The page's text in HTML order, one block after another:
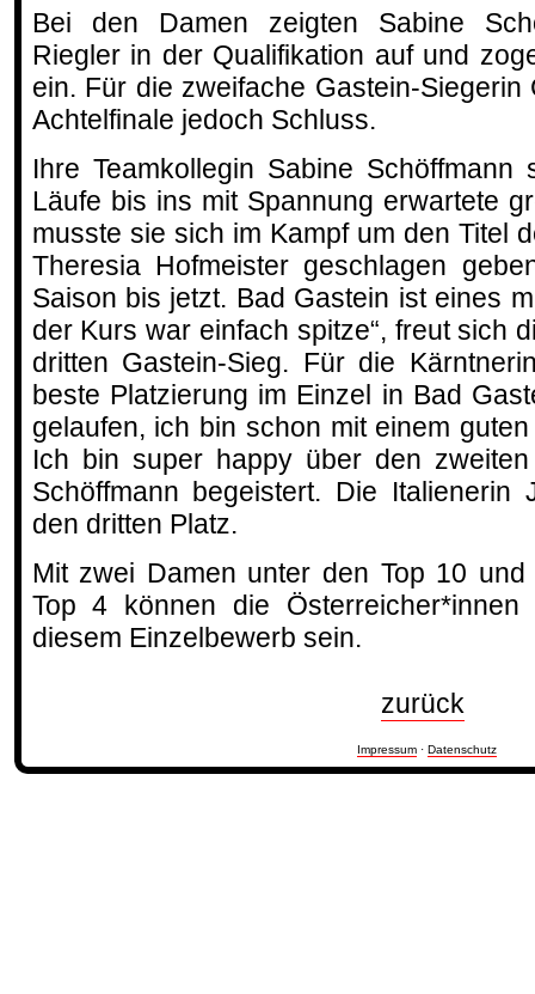
Bei den Damen zeigten Sabine
Riegler in der Qualifikation auf und
ein. Für die zweifache Gastein-
Achtelfinale jedoch Schluss.
Ihre Teamkollegin Sabine
Läufe bis ins mit Spannung erwartete
musste sie sich im Kampf um den Titel
Theresia Hofmeister geschlagen
Saison bis jetzt. Bad Gastein ist eines
der Kurs war einfach spitze“, freut sich
dritten Gastein-Sieg. Für die
beste Platzierung im Einzel in Bad
gelaufen, ich bin schon mit einem
Ich bin super happy über den
Schöffmann begeistert. Die Italienerin
den dritten Platz.
Mit zwei Damen unter den Top 10
Top 4 können die
diesem Einzelbewerb sein.
zurück
Impressum · Datenschutz